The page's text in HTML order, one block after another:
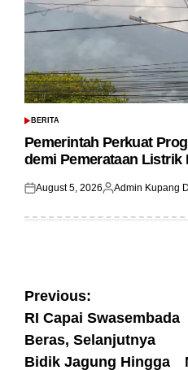
POSTED
BERITA
Pemerintah Perkuat
demi Pemerataan Listrik
Posted
August 5, 2026
Posted
Admin Kupang
Post
navigation
Previous:
RI Capai Swasembada
Beras, Selanjutnya
Bidik Jagung Hingga